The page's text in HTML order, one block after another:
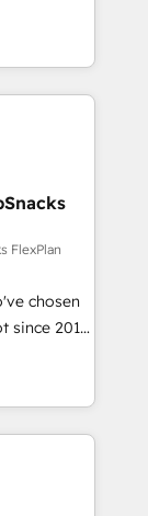
🏆2016
🏆2015
HubSpot
and
modules,
and
bright
we
driven
FlexPlan
chosen
since 2014
existing
⬅️
Kickstart